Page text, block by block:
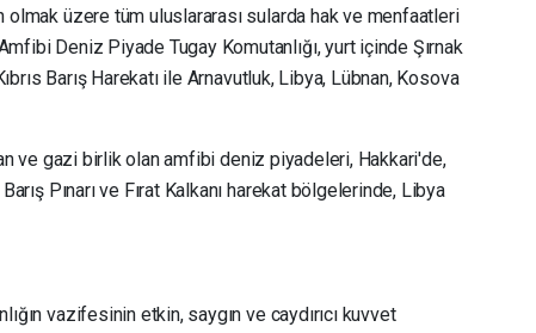
olmak üzere tüm uluslararası sularda hak ve menfaatleri
Deniz Piyade Tugay Komutanlığı, yurt içinde Şırnak
Barış Harekatı ile Arnavutluk, Libya, Lübnan, Kosova
ve gazi birlik olan amfibi deniz piyadeleri, Hakkari'de,
Pınarı ve Fırat Kalkanı harekat bölgelerinde, Libya
vazifesinin etkin, saygın ve caydırıcı kuvvet